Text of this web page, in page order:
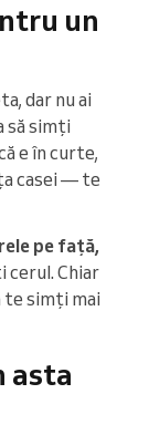
un
dar nu ai
să simți
e în curte,
casei — te
pe față,
cerul. Chiar
te simți mai
asta